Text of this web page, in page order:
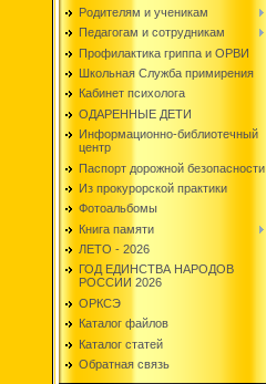
Родителям и ученикам
Педагогам и сотрудникам
Профилактика гриппа и ОРВИ
Школьная Служба примирения
Кабинет психолога
ОДАРЕННЫЕ ДЕТИ
Информационно-библиотечный
центр
Паспорт дорожной безопасности
Из прокурорской практики
Фотоальбомы
Книга памяти
ЛЕТО - 2026
ГОД ЕДИНСТВА НАРОДОВ
РОССИИ 2026
ОРКСЭ
Каталог файлов
Каталог статей
Обратная связь